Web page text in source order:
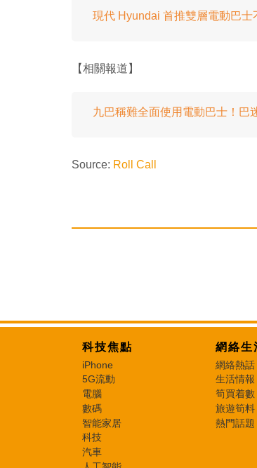
現代 Hyundai 首推雙層電動巴
【相關報道】
九巴稱難全面使用電動巴士！巴
Source: Roll Call
科技焦點
iPhone
5G流動
電腦
數碼
智能家居
科技
汽車
網絡生
網絡熱話
生活情報
筍買着數
旅遊筍料
熱門話題